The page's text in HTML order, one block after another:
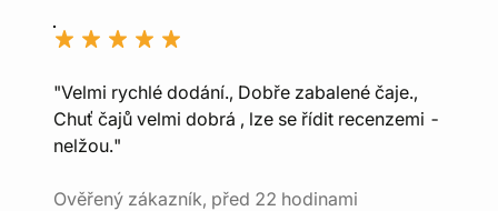
"Velmi rychlé dodání., Dobře zabalené čaje.,
Chuť čajů velmi dobrá , lze se řídit recenzemi -
nelžou."
Ověřený zákazník, před 22 hodinami